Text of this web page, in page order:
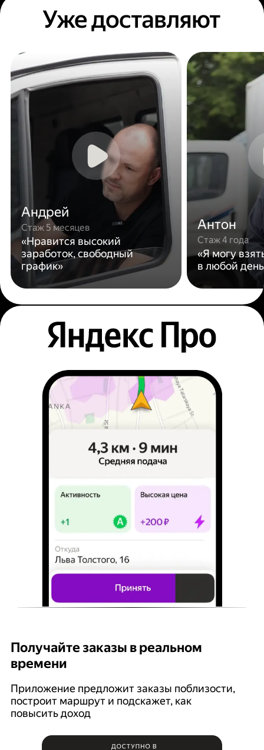
Уже доставляют
Андрей
Стаж 5 месяцев
«Нравится высокий
заработок, свободный
график»
Антон
Стаж 4 года
«Я могу
в любой
Получайте заказы в реальном
времени
Приложение предложит заказы поблизости,
построит маршрут и подскажет, как
повысить доход